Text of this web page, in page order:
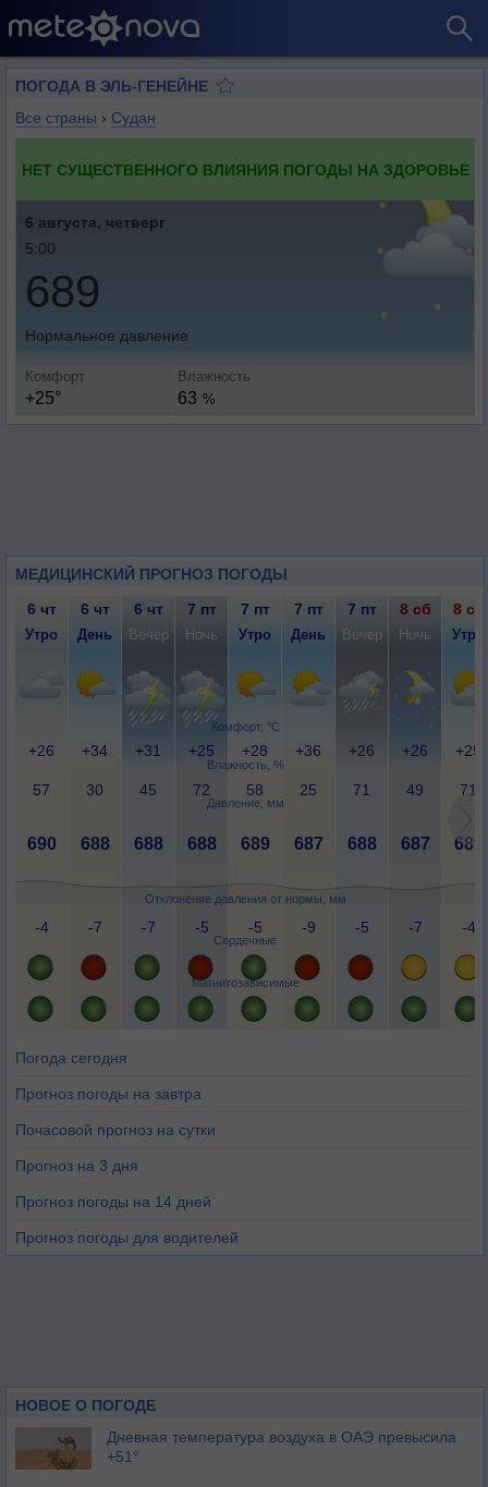
ПОГОДА В ЭЛЬ-ГЕНЕЙНЕ
Все страны › Судан
НЕТ СУЩЕСТВЕННОГО ВЛИЯНИЯ ПОГОДЫ НА ЗДОРОВЬЕ
6 августа, четверг
5:00
689
Нормальное давление
Комфорт
+25°
Влажность
63 %
МЕДИЦИНСКИЙ ПРОГНОЗ ПОГОДЫ
Комфорт, °C
Влажность, %
Давление, мм
Отклонение давления от нормы, мм
Сердечные
Магнитозависимые
6 чт 6 чт 6 чт 7 пт 7 пт 7 пт 7 пт 8 сб 8 сб
Утро День Вечер Ночь Утро День Вечер Ночь Утро
+26 +34 +31 +25 +28 +36 +26 +26 +25
57 30 45 72 58 25 71 49 71
690 688 688 688 689 687 688 687 689
-4 -7 -7 -5 -5 -9 -5 -7 -4
Погода сегодня
Прогноз погоды на завтра
Почасовой прогноз на сутки
Прогноз на 3 дня
Прогноз погоды на 14 дней
Прогноз погоды для водителей
НОВОЕ О ПОГОДЕ
Дневная температура воздуха в ОАЭ превысила
+51°